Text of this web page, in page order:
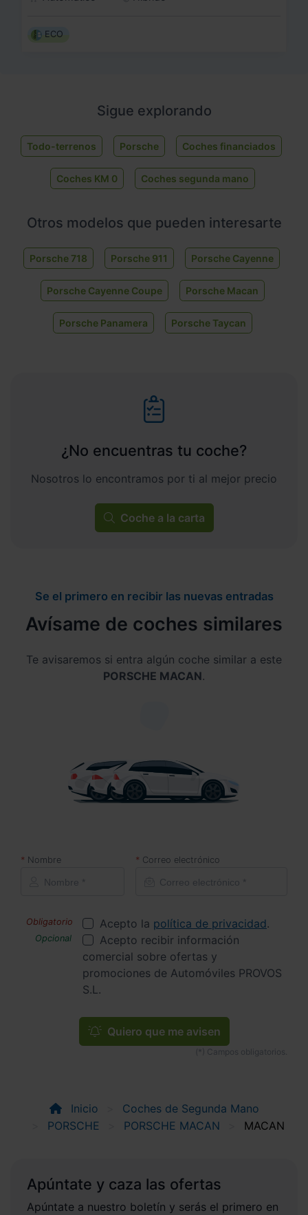
ECO
Sigue explorando
Todo-terrenos Porsche Coches financiados
Coches KM 0 Coches segunda mano
Otros modelos que pueden interesarte
Porsche 718 Porsche 911 Porsche Cayenne
Porsche Cayenne Coupe Porsche Macan
Porsche Panamera Porsche Taycan
¿No encuentras tu coche?
Nosotros lo encontramos por ti al mejor precio
Coche a la carta
Se el primero en recibir las nuevas entradas
Avísame de coches similares
Te avisaremos si entra algún coche similar a este
PORSCHE MACAN.
Nombre Correo electrónico
Acepto la política de privacidad.
Acepto recibir información
comercial sobre ofertas y
promociones de Automóviles PROVOS
S.L.
Quiero que me avisen
Inicio
Coches de Segunda Mano
PORSCHE
PORSCHE MACAN MACAN
Apúntate y caza las ofertas
Apúntate a nuestro boletín y serás el primero en